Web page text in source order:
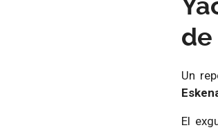
de
Un
El